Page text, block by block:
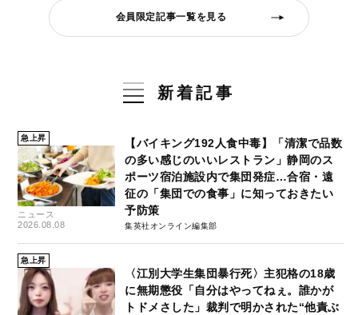
会員限定記事一覧を見る
新着記事
急上昇
ニュース
2026.08.08
【バイキング192人食中毒】「清潔で品数
の多い感じのいいレストラン」静岡のス
ポーツ宿泊施設内で集団発症…合宿・遠
征の「集団での食事」に知っておきたい
予防策
集英社オンライン編集部
急上昇
〈江別大学生集団暴行死〉主犯格の18歳
に無期懲役「自分はやってねぇ。誰かが
トドメさした」裁判で明かされた“他責ぶ